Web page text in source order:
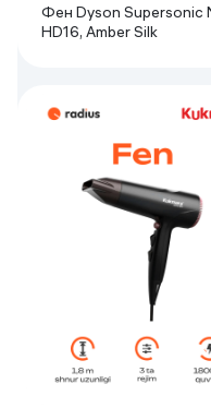
Фен Dyson Supersonic
HD16, Amber Silk